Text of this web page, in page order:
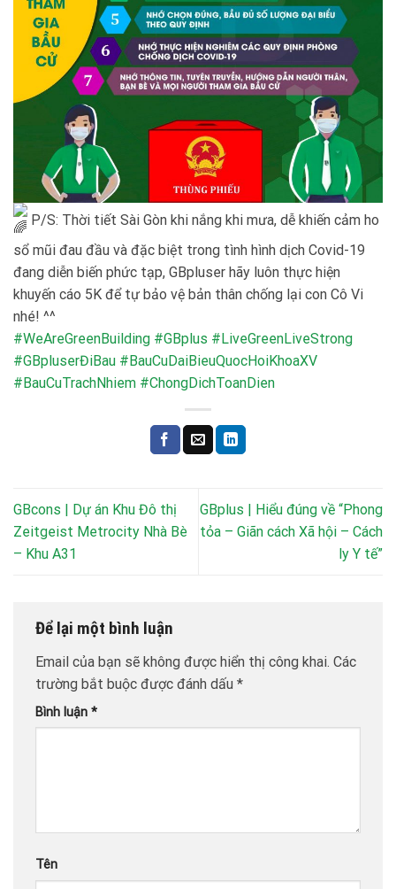
P/S: Thời tiết Sài Gòn khi nắng khi mưa, dễ khiến cảm ho
sổ mũi đau đầu và đặc biệt trong tình hình dịch Covid-19
đang diễn biến phức tạp, GBpluser hãy luôn thực hiện
khuyến cáo 5K để tự bảo vệ bản thân chống lại con Cô Vi
nhé! ^^
#WeAreGreenBuilding #GBplus #LiveGreenLiveStrong
#GBpluserĐiBau #BauCuDaiBieuQuocHoiKhoaXV
#BauCuTrachNhiem #ChongDichToanDien
GBcons | Dự án Khu Đô thị
Zeitgeist Metrocity Nhà Bè
– Khu A31
GBplus | Hiểu đúng về “Phong
tỏa – Giãn cách Xã hội – Cách
ly Y tế”
Để lại một bình luận
Email của bạn sẽ không được hiển thị công khai. Các
trường bắt buộc được đánh dấu *
Bình luận *
Tên